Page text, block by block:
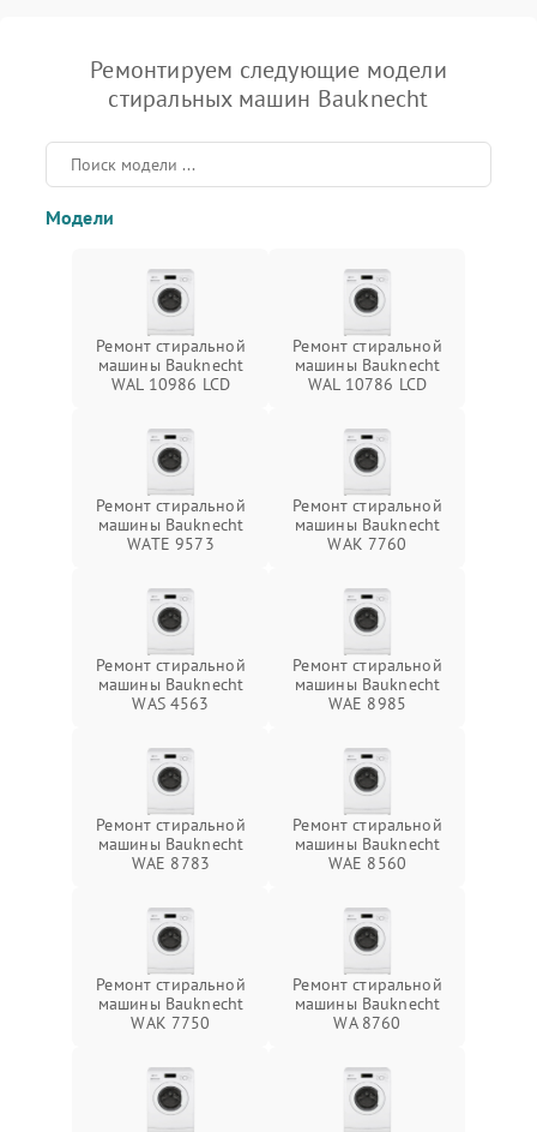
Ремонтируем следующие модели
стиральных машин Bauknecht
Модели
Ремонт стиральной
машины Bauknecht
WAL 10986 LCD
Ремонт стиральной
машины Bauknecht
WAL 10786 LCD
Ремонт стиральной
машины Bauknecht
WATE 9573
Ремонт стиральной
машины Bauknecht
WAK 7760
Ремонт стиральной
машины Bauknecht
WAS 4563
Ремонт стиральной
машины Bauknecht
WAE 8985
Ремонт стиральной
машины Bauknecht
WAE 8783
Ремонт стиральной
машины Bauknecht
WAE 8560
Ремонт стиральной
машины Bauknecht
WAK 7750
Ремонт стиральной
машины Bauknecht
WA 8760